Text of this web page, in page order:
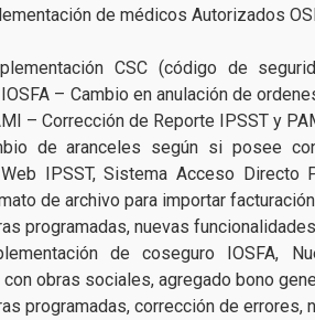
de médicos Autorizados
CSC (código de
– Cambio en anulación de
– Corrección de Reporte IPSST y
de aranceles según si posee
IPSST, Sistema Acceso Directo
de archivo para importar
programadas, nuevas funcionalidades
de coseguro IOSFA,
obras sociales, agregado bono
programadas, corrección de errores,